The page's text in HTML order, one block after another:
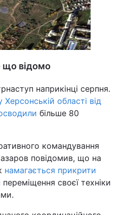
що відомо
наприкінці серпня.
Херсонській області від
більше 80
командування
повідомив, що на
намагається прикрити
переміщення своєї техніки